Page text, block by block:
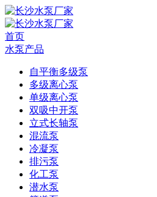
首页
水泵产品
自平衡多级泵
多级离心泵
单级离心泵
双吸中开泵
立式长轴泵
混流泵
冷凝泵
排污泵
化工泵
潜水泵